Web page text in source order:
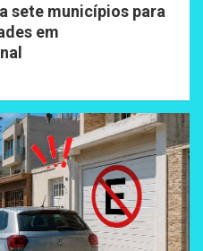
sete municípios para
em